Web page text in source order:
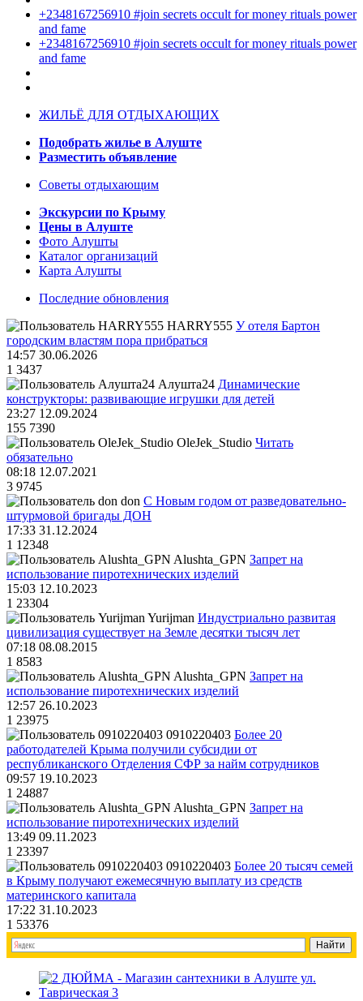
+2348167256910 #join secrets occult for money rituals power
and fame
+2348167256910 #join secrets occult for money rituals power
and fame
ЖИЛЬЁ ДЛЯ ОТДЫХАЮЩИХ
Подобрать жилье в Алуште
Разместить объявление
Советы отдыхающим
Экскурсии по Крыму
Цены в Алуште
Фото Алушты
Каталог организаций
Карта Алушты
Последние обновления
HARRY555 У отеля Бартон
городским властям пора прибраться
14:57 30.06.2026
1 3437
Алушта24 Динамические
конструкторы: развивающие игрушки для детей
23:27 12.09.2024
155 7390
OleJek_Studio Читать
обязательно
08:18 12.07.2021
3 9745
don С Новым годом от разведовательно-
штурмовой бригады ДОН
17:33 31.12.2024
1 12348
Alushta_GPN Запрет на
использование пиротехнических изделий
15:03 12.10.2023
1 23304
Yurijman Индустриально развитая
цивилизация существует на Земле десятки тысяч лет
07:18 08.08.2015
1 8583
Alushta_GPN Запрет на
использование пиротехнических изделий
12:57 26.10.2023
1 23975
0910220403 Более 20
работодателей Крыма получили субсидии от
республиканского Отделения СФР за найм сотрудников
09:57 19.10.2023
1 24887
Alushta_GPN Запрет на
использование пиротехнических изделий
13:49 09.11.2023
1 23397
0910220403 Более 20 тысяч семей
в Крыму получают ежемесячную выплату из средств
материнского капитала
17:22 31.10.2023
1 53376